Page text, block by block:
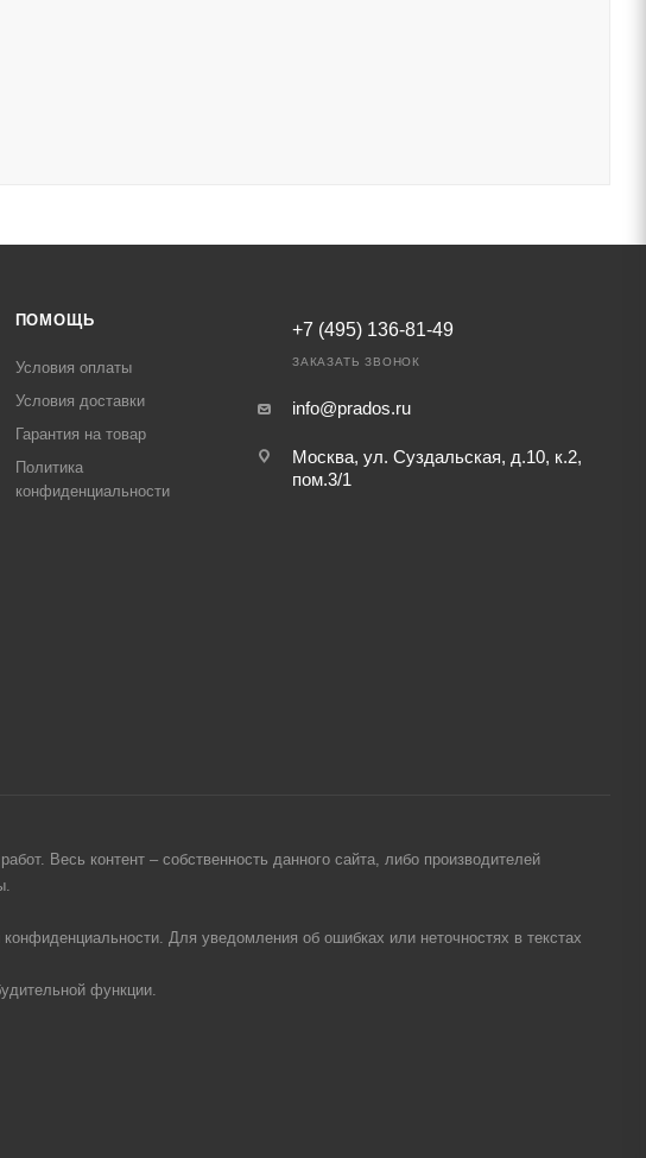
ПОМОЩЬ
Условия оплаты
Условия доставки
Гарантия на товар
Политика
конфиденциальности
+7 (495) 136-81-49
ЗАКАЗАТЬ ЗВОНОК
info@prados.ru
Москва, ул. Суздальская, д.10, к.2,
пом.3/1
Весь контент – собственность данного сайта, либо производителей
Для уведомления об ошибках или неточностях в текстах
функции.